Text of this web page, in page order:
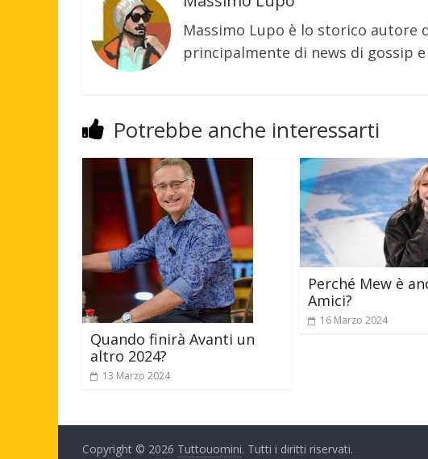
Massimo Lupo è lo storico autore
principalmente di news di gossip
Potrebbe anche interessarti
Quando finirà Avanti un
altro 2024?
13 Marzo 2024
Perché Mew è
Amici?
16 Marzo 2024
Copyright © 2026 Tuttouomini. Tutti i diritti riservati.